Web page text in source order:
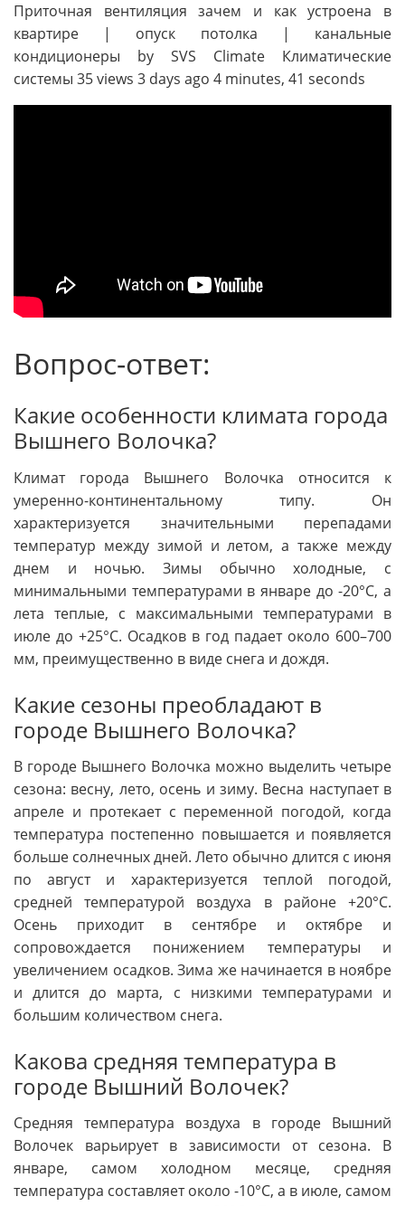
Приточная вентиляция зачем и как устроена в
квартире | опуск потолка | канальные
кондиционеры by SVS Climate Климатические
системы 35 views 3 days ago 4 minutes, 41 seconds
Вопрос-ответ:
Какие особенности климата города
Вышнего Волочка?
Климат города Вышнего Волочка относится к
умеренно-континентальному типу. Он
характеризуется значительными перепадами
температур между зимой и летом, а также между
днем и ночью. Зимы обычно холодные, с
минимальными температурами в январе до -20°C, а
лета теплые, с максимальными температурами в
июле до +25°C. Осадков в год падает около 600–700
мм, преимущественно в виде снега и дождя.
Какие сезоны преобладают в
городе Вышнего Волочка?
В городе Вышнего Волочка можно выделить четыре
сезона: весну, лето, осень и зиму. Весна наступает в
апреле и протекает с переменной погодой, когда
температура постепенно повышается и появляется
больше солнечных дней. Лето обычно длится с июня
по август и характеризуется теплой погодой,
средней температурой воздуха в районе +20°C.
Осень приходит в сентябре и октябре и
сопровождается понижением температуры и
увеличением осадков. Зима же начинается в ноябре
и длится до марта, с низкими температурами и
большим количеством снега.
Какова средняя температура в
городе Вышний Волочек?
Средняя температура воздуха в городе Вышний
Волочек варьирует в зависимости от сезона. В
январе, самом холодном месяце, средняя
температура составляет около -10°C, а в июле, самом